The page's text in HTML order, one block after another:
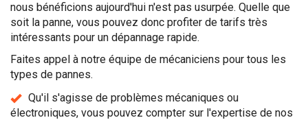
nous bénéficions aujourd'hui n'est pas usurpée. Quelle que
soit la panne, vous pouvez donc profiter de tarifs très
intéressants pour un dépannage rapide.
Faites appel à notre équipe de mécaniciens pour tous les
types de pannes.
Qu'il s'agisse de problèmes mécaniques ou
électroniques, vous pouvez compter sur l'expertise de nos